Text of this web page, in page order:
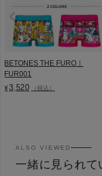
BETONES THE FURO｜
FUR001
¥ 3,520 （税込）
ALSO VIEWED
一緒に見られて